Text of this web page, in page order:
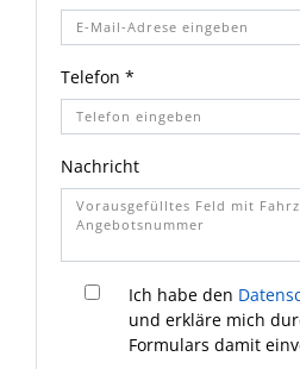
Telefon *
Nachricht
Ich habe den
und erkläre mich
Formulars damit